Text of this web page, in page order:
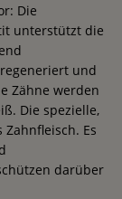
Die
unterstützt die
und
Zähne werden
Die spezielle,
Es
darüber